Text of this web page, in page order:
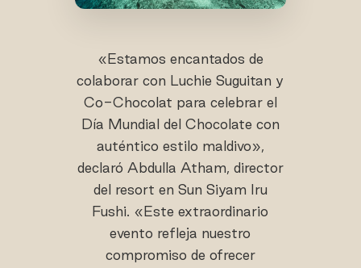
«Estamos encantados de
colaborar con Luchie Suguitan y
Co-Chocolat para celebrar el
Día Mundial del Chocolate con
auténtico estilo maldivo»,
declaró Abdulla Atham, director
del resort en Sun Siyam Iru
Fushi. «Este extraordinario
evento refleja nuestro
compromiso de ofrecer